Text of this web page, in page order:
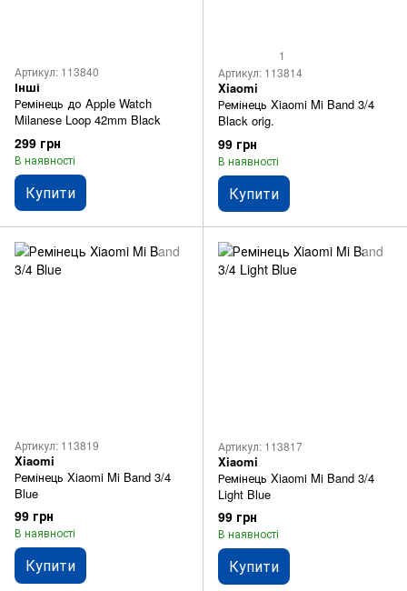
Артикул: 113840
Інші
Ремінець до Apple Watch
Milanese Loop 42mm Black
299 грн
В наявності
Купити
1
Артикул: 113814
Xiaomi
Ремінець Xiaomi Mi Band 3/4
Black orig.
99 грн
В наявності
Купити
Артикул: 113819
Xiaomi
Ремінець Xiaomi Mi Band 3/4
Blue
99 грн
В наявності
Купити
Артикул: 113817
Xiaomi
Ремінець Xiaomi Mi Band 3/4
Light Blue
99 грн
В наявності
Купити